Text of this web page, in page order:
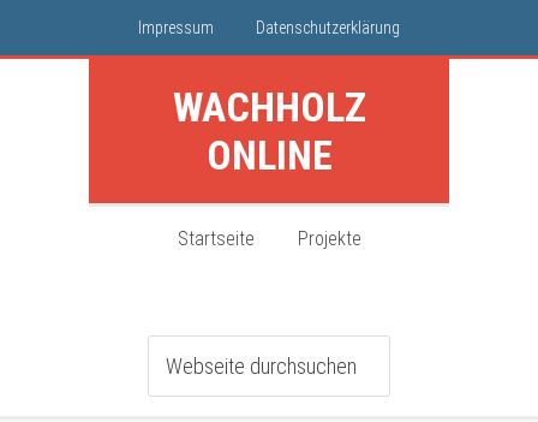
Impressum Datenschutzerklärung
WACHHOLZ
ONLINE
Startseite Projekte